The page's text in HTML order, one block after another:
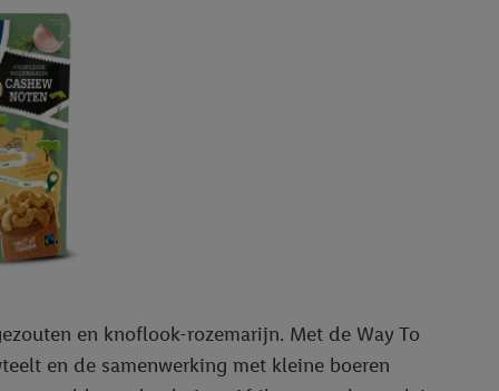
en knoflook-rozemarijn. Met de Way To
en de samenwerking met kleine boeren
vergelijkbare
Meer informatie,
in te
voor meer informatie